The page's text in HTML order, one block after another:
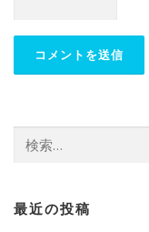
最近の投稿